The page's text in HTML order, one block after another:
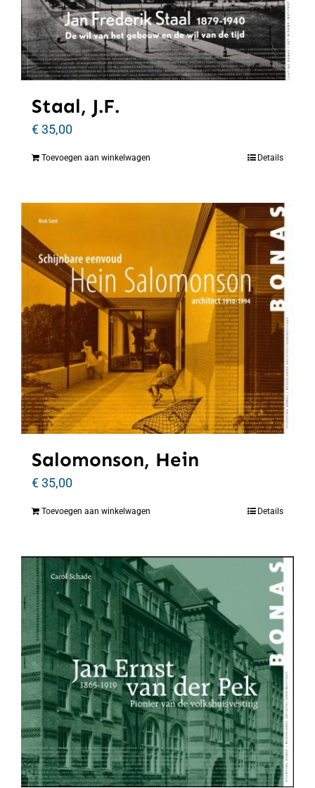
Staal, J.F.
€35,00
Toevoegen aan winkelwagen Details
Salomonson, Hein
€35,00
Toevoegen aan winkelwagen Details